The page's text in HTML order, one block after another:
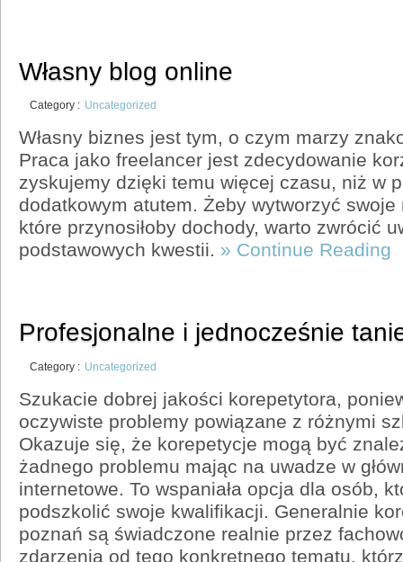
Własny blog online
Category : Uncategorized
Własny biznes jest tym, o czym marzy
Praca jako freelancer jest zdecydowanie
zyskujemy dzięki temu więcej czasu, niż w
dodatkowym atutem. Żeby wytworzyć
które przynosiłoby dochody, warto zwrócić
podstawowych kwestii. » Continue Reading
Profesjonalne i jednocześnie
Category : Uncategorized
Szukacie dobrej jakości korepetytora,
oczywiste problemy powiązane z różnymi
Okazuje się, że korepetycje mogą być
żadnego problemu mając na uwadze w
internetowe. To wspaniała opcja dla osób,
podszkolić swoje kwalifikacji. Generalnie
poznań są świadczone realnie przez
zdarzenia od tego konkretnego tematu,